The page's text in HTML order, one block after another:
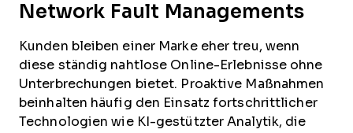
Network Fault Managements
Kunden bleiben einer Marke eher treu, wenn
diese ständig nahtlose Online-Erlebnisse ohne
Unterbrechungen bietet. Proaktive Maßnahmen
beinhalten häufig den Einsatz fortschrittlicher
Technologien wie KI-gestützter Analytik, die